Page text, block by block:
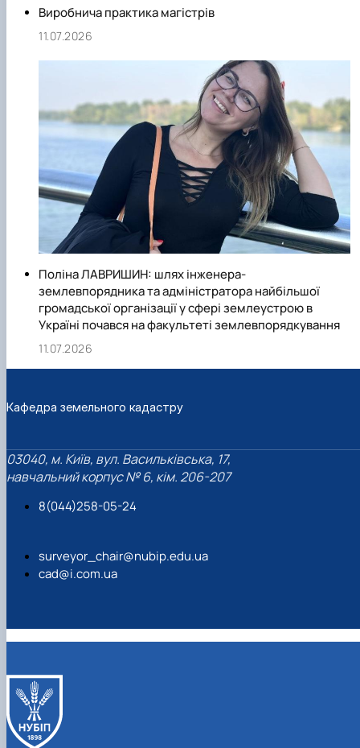
Виробнича практика магістрів
11.07.2026
Поліна ЛАВРИШИН: шлях інженера-
землевпорядника та адміністратора найбільшої
громадської організації у сфері землеустрою в
Україні почався на факультеті землевпорядкування
11.07.2026
Кафедра земельного кадастру
03040, м. Київ, вул. Васильківська, 17,
навчальний корпус № 6, кім. 206-207
8(044)258-05-24
surveyor_chair@nubip.edu.ua
cad@i.com.ua